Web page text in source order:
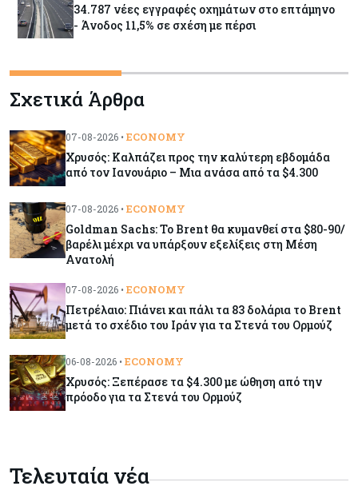
34.787 νέες εγγραφές οχημάτων στο επτάμηνο
- Άνοδος 11,5% σε σχέση με πέρσι
Κόσμος 07-08-2026
ΕΚΤ: Αιφνιδιάστηκε από την πώληση ευρώ από
τις ΗΠΑ
Κύπρος 07-08-2026
Χορηγία €10.000 για υποτροφίες σε φοιτητές του
Κύπρος 07-08-2026
Επαναλειτουργεί η οδική πρόσβαση στις αφίξεις
Εμπορεύματα 07-08-2026
από τον Ιανουάριο – Μια ανάσα από τα $4.300
Σχετικά Άρθρα
07-08-2026 • ECONOMY
Χρυσός: Καλπάζει προς την καλύτερη εβδομάδα
από τον Ιανουάριο – Μια ανάσα από τα $4.300
07-08-2026 • ECONOMY
Goldman Sachs: Το Brent θα κυμανθεί στα $80-90/
βαρέλι μέχρι να υπάρξουν εξελίξεις στη Μέση
Ανατολή
07-08-2026 • ECONOMY
Πετρέλαιο: Πιάνει και πάλι τα 83 δολάρια το Brent
μετά το σχέδιο του Ιράν για τα Στενά του Ορμούζ
06-08-2026 • ECONOMY
Χρυσός: Ξεπέρασε τα $4.300 με ώθηση από την
πρόοδο για τα Στενά του Ορμούζ
Τελευταία νέα